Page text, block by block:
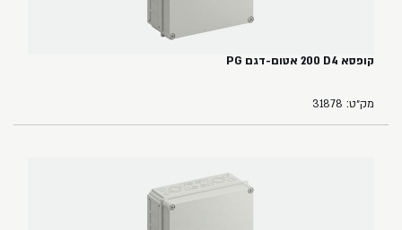
קופסא ‏4‏D‏ ‏200 אטום-דגם ‏PG
מק״ט: 31878